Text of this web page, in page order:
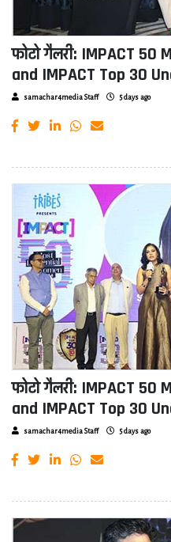
फोटो गैलरी: IMPACT
and IMPACT Top 30
samachar4media Staff 5 days ago
फोटो गैलरी: IMPACT
and IMPACT Top 30
samachar4media Staff 5 days ago